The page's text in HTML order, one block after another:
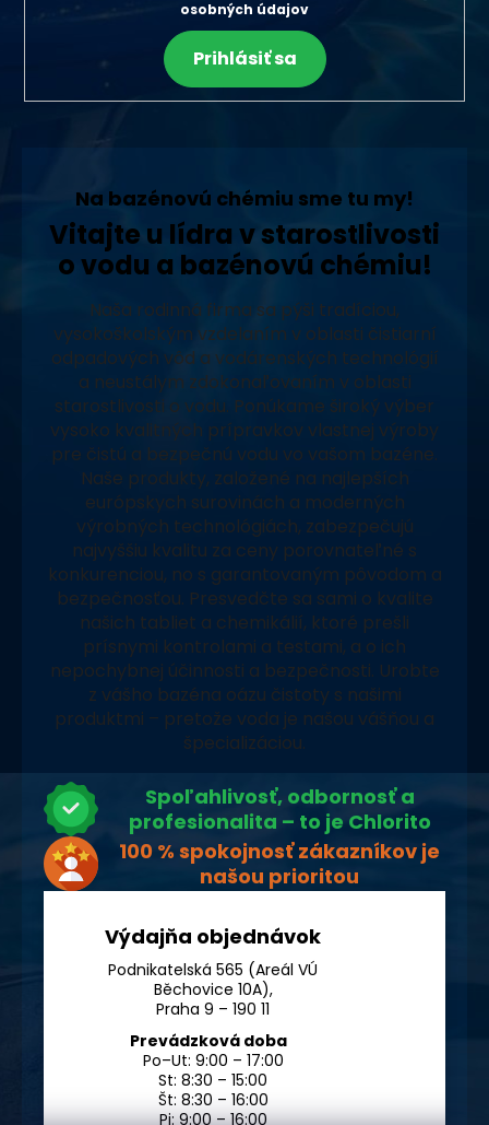
osobných údajov
Prihlásiť sa
Na bazénovú chémiu sme tu my!
Vitajte u lídra v starostlivosti
o vodu a bazénovú chémiu!
Naša rodinná firma sa pýši tradíciou,
vysokoškolským vzdelaním v oblasti čistiarní
odpadových vôd a vodárenských technológií
a neustálym zdokonaľovaním v oblasti
starostlivosti o vodu. Ponúkame široký výber
vysoko kvalitných prípravkov vlastnej výroby
pre čistú a bezpečnú vodu vo vašom bazéne.
Naše produkty, založené na najlepších
európskych surovinách a moderných
výrobných technológiách, zabezpečujú
najvyššiu kvalitu za ceny porovnateľné s
konkurenciou, no s garantovaným pôvodom a
bezpečnosťou. Presvedčte sa sami o kvalite
našich tabliet a chemikálií, ktoré prešli
prísnymi kontrolami a testami, a o ich
nepochybnej účinnosti a bezpečnosti. Urobte
z vášho bazéna oázu čistoty s našimi
produktmi – pretože voda je našou vášňou a
špecializáciou.
Spoľahlivosť, odbornosť a
profesionalita – to je Chlorito
100 % spokojnosť zákazníkov je
našou prioritou
Výdajňa objednávok
Podnikatelská 565 (Areál VÚ
Běchovice 10A),
Praha 9 – 190 11
Prevádzková doba
Po–Ut: 9:00 – 17:00
St: 8:30 – 15:00
Št: 8:30 – 16:00
Pi: 9:00 – 16:00